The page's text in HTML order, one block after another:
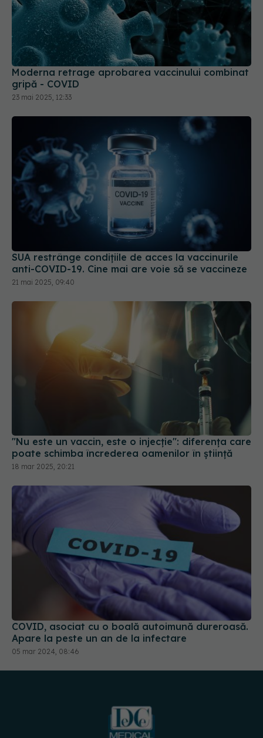
Moderna retrage aprobarea vaccinului combinat
gripă - COVID
23 mai 2025, 12:33
SUA restrânge condiţiile de acces la vaccinurile
anti-COVID-19. Cine mai are voie să se vaccineze
21 mai 2025, 09:40
"Nu este un vaccin, este o injecție": diferența care
poate schimba încrederea oamenilor în știință
18 mar 2025, 20:21
COVID, asociat cu o boală autoimună dureroasă.
Apare la peste un an de la infectare
05 mar 2024, 08:46